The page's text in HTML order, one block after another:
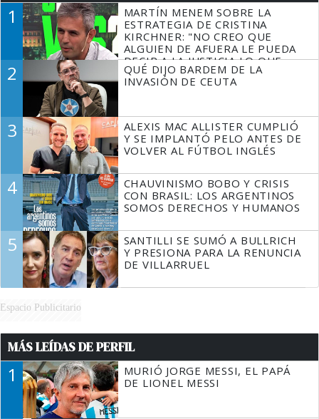
1
MARTÍN MENEM SOBRE LA
ESTRATEGIA DE CRISTINA
KIRCHNER: "NO CREO QUE
ALGUIEN DE AFUERA LE PUEDA
DECIR A LA JUSTICIA LO QUE
TIENE QUE HACER"
2
QUÉ DIJO BARDEM DE LA
INVASIÓN DE CEUTA
3
ALEXIS MAC ALLISTER CUMPLIÓ
Y SE IMPLANTÓ PELO ANTES DE
VOLVER AL FÚTBOL INGLÉS
4
CHAUVINISMO BOBO Y CRISIS
CON BRASIL: LOS ARGENTINOS
SOMOS DERECHOS Y HUMANOS
5
SANTILLI SE SUMÓ A BULLRICH
Y PRESIONA PARA LA RENUNCIA
DE VILLARRUEL
Espacio Publicitario
MÁS LEÍDAS DE PERFIL
1
MURIÓ JORGE MESSI, EL PAPÁ
DE LIONEL MESSI